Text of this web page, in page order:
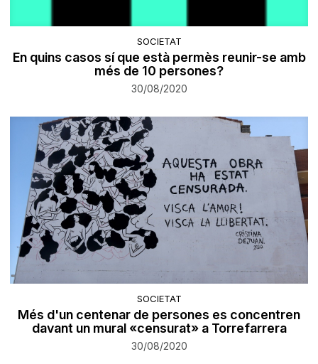
SOCIETAT
En quins casos sí que està permès reunir-se amb
més de 10 persones?
30/08/2020
SOCIETAT
Més d'un centenar de persones es concentren
davant un mural «censurat» a Torrefarrera
30/08/2020